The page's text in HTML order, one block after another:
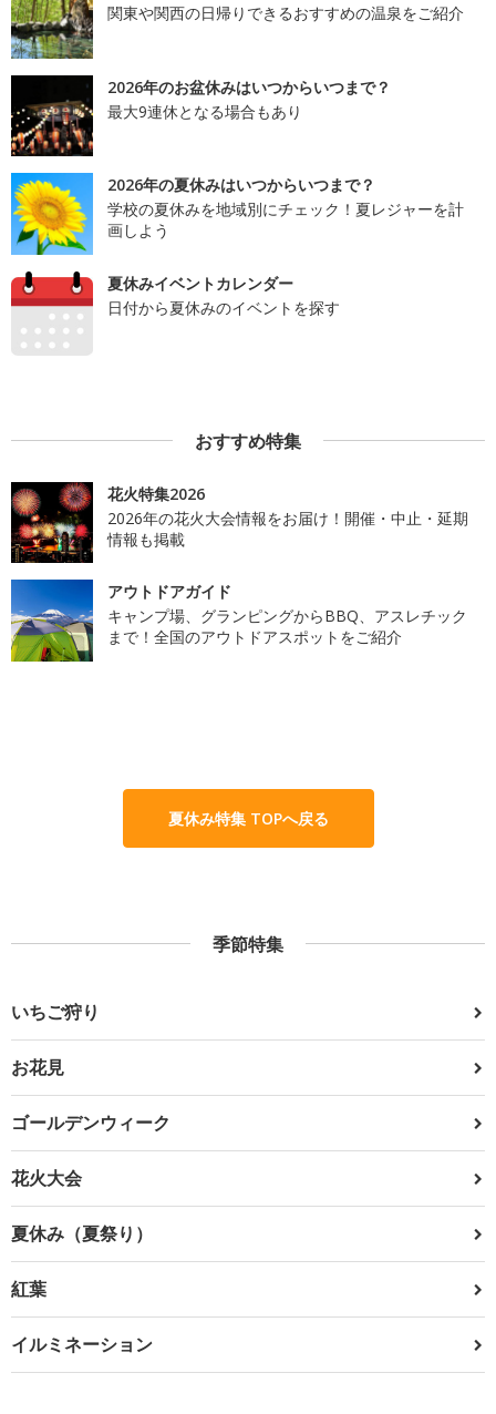
関東や関西の日帰りできるおすすめの温泉をご紹介
2026年のお盆休みはいつからいつまで？
最大9連休となる場合もあり
2026年の夏休みはいつからいつまで？
学校の夏休みを地域別にチェック！夏レジャーを計
画しよう
夏休みイベントカレンダー
日付から夏休みのイベントを探す
おすすめ特集
花火特集2026
2026年の花火大会情報をお届け！開催・中止・延期
情報も掲載
アウトドアガイド
キャンプ場、グランピングからBBQ、アスレチック
まで！全国のアウトドアスポットをご紹介
夏休み特集 TOPへ戻る
季節特集
いちご狩り
お花見
ゴールデンウィーク
花火大会
夏休み（夏祭り）
紅葉
イルミネーション